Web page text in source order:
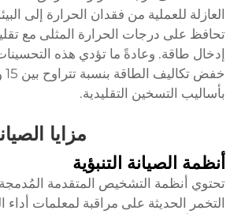
العازلة للعملية من فقدان الحرارة إلى
تحافظ على درجات الحرارة المثلى مع
إدخال طاقة. وعادةً ما تؤدي هذه
بأساليب التسخين التقليدية.
مزايا
أنظمة الصيانة التنبؤية
تحتوي أنظمة التشخيص المتقدمة
التخمر الحديثة على مراقبة لمعلمات أداء